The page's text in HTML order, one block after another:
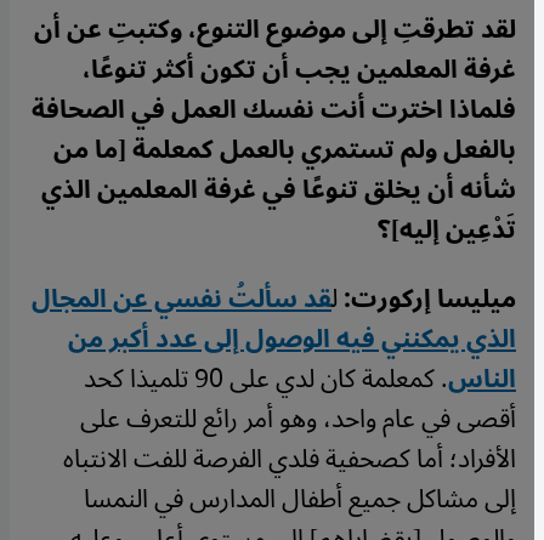
لقد تطرقتِ إلى موضوع التنوع، وكتبتِ عن أن
غرفة المعلمين يجب أن تكون أكثر تنوعًا،
فلماذا اخترت أنت نفسك العمل في الصحافة
بالفعل ولم تستمري بالعمل كمعلمة [ما من
شأنه أن يخلق تنوعًا في غرفة المعلمين الذي
تَدْعِين إليه]؟
ميليسا إركورت:لقد سألتُ نفسي عن المجال
الذي يمكنني فيه الوصول إلى عدد أكبر من
الناس . كمعلمة كان لدي على 90 تلميذا كحد
أقصى في عام واحد، وهو أمر رائع للتعرف على
الأفراد؛ أما كصحفية فلدي الفرصة للفت الانتباه
إلى مشاكل جميع أطفال المدارس في النمسا